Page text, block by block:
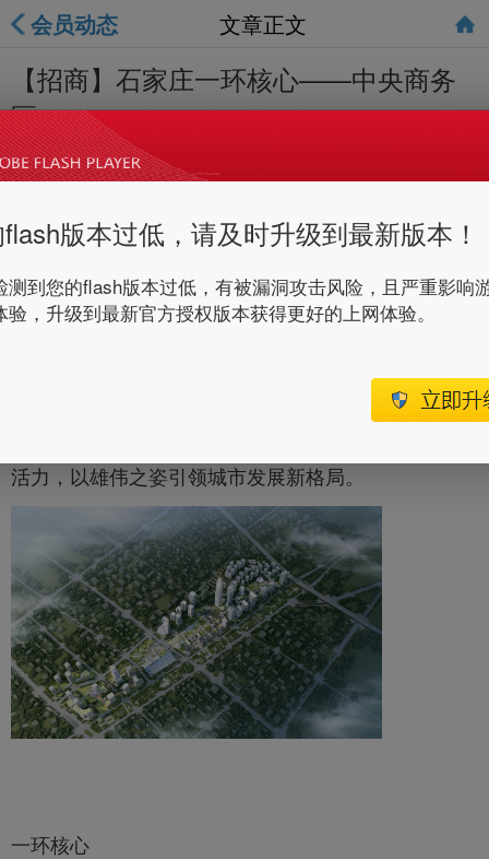
会员动态 文章正文
【招商】石家庄一环核心——中央商务
区
更新时间：2021-06-03 10:17
中央商务区
中央商务区是一个城市现代化的象征与标志，也是
的核心区位、规模宏大的建筑体量和对标国际的产业
活力，以雄伟之姿引领城市发展新格局。
一环核心
版本过低，请及时升级到最新版本！
测到您的flash版本过低，有被漏洞攻击风险，且严重影响
验，升级到最新官方授权版本获得更好的上网体验。